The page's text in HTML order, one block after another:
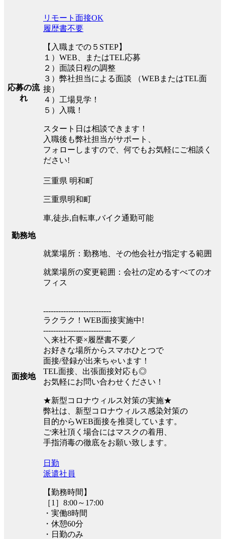
応募の流
れ
リモート面接OK
履歴書不要
【入職までの５STEP】
１）WEB、またはTEL応募
２）面談日程の調整
３）弊社担当による面談 （WEBまたはTEL面
接）
４）工場見学！
５）入職！
スタート日は相談できます！
入職後も弊社担当がサポート、
フォローしますので、何でもお気軽にご相談く
ださい!
勤務地
三重県 明和町
三重県明和町
車,徒歩,自転車,バイク通勤可能
就業場所：勤務地、その他会社が指定する範囲
就業場所の変更範囲：会社の定めるすべてのオ
フィス
面接地
---------------------------
ラクラク！WEB面接実施中!
---------------------------
＼来社不要×履歴書不要／
お好きな場所からスマホひとつで
面接/登録が出来ちゃいます！
TEL面接、出張面接対応も◎
お気軽にお問い合わせください！
★新型コロナウィルス対策の実施★
弊社は、新型コロナウィルス感染対策の
目的からWEB面接を推奨しています。
ご来社頂く場合にはマスクの着用、
手指消毒の徹底をお願い致します。
日勤
派遣社員
【勤務時間】
［1］8:00～17:00
・実働8時間
・休憩60分
・日勤のみ